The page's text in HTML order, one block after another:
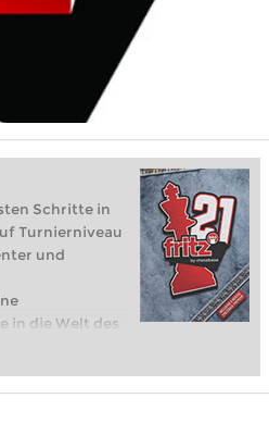
Schritte in
Turnierniveau
und
in die Welt des
spielen: Mit